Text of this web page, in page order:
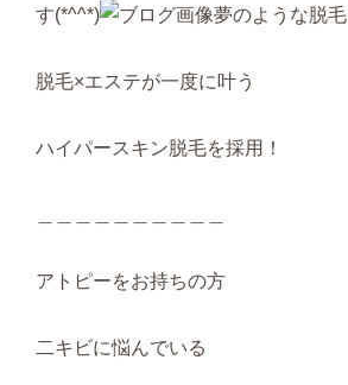
す(*^^*)
夢のような脱毛
脱毛×エステが一度に叶う
ハイパースキン脱毛を採用！
アトピーをお持ちの方
二キビに悩んでいる